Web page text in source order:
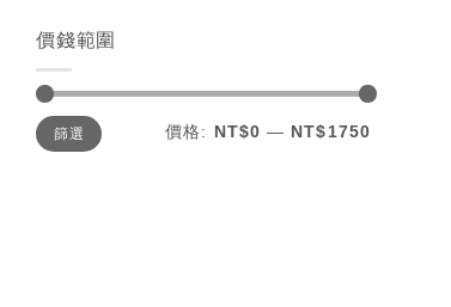
價錢範圍
最
低
價
最
高
價
篩選 價格: NT$0 — NT$1750